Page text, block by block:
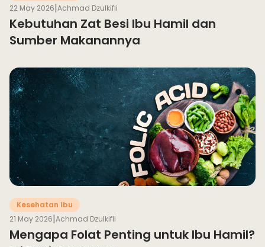
22 May 2026|Achmad Dzulkifli
Kebutuhan Zat Besi Ibu Hamil dan
Sumber Makanannya
Kesehatan Ibu
21 May 2026|Achmad Dzulkifli
Mengapa Folat Penting untuk Ibu Hamil?